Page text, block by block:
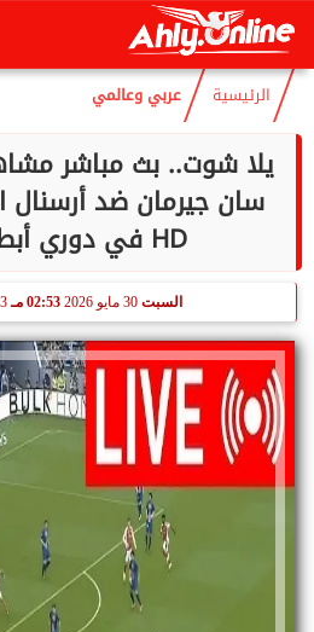
السبت
الرئيسية عربي وعالمي
يلا شوت.. بث مباشر
سان جيرمان ضد أرسنال
HD في دوري أبطال أوروبا
السبت 02:53 مـ 13 ذو